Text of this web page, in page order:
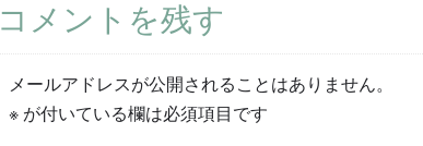
コメントを残す
メールアドレスが公開されることはありません。
※ が付いている欄は必須項目です